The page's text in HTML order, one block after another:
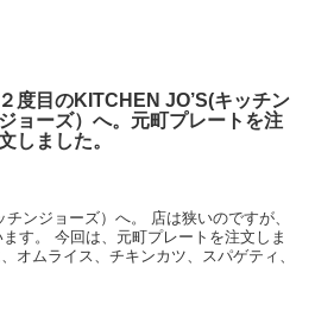
２度目のKITCHEN JO’S(キッチン
ジョーズ）へ。元町プレートを注
しました。
チンジョーズ）へ。 店は狭いのですが、
す。 今回は、元町プレートを注文しま
オムライス、チキンカツ、スパゲティ、